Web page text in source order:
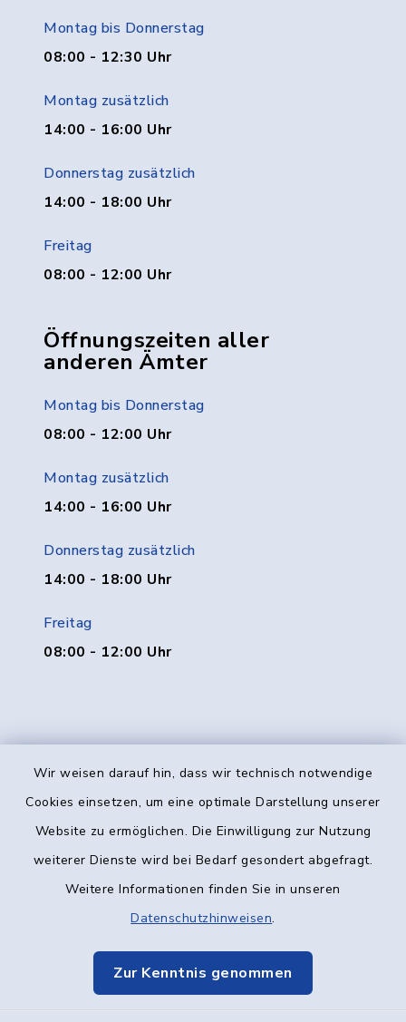
Wir weisen darauf hin, dass wir technisch notwendige
Cookies einsetzen, um eine optimale Darstellung unserer
Website zu ermöglichen. Die Einwilligung zur Nutzung
weiterer Dienste wird bei Bedarf gesondert abgefragt.
Weitere Informationen finden Sie in unseren
Datenschutzhinweisen.
Zur Kenntnis genommen
Montag bis Donnerstag
08:00 - 12:30 Uhr
Montag zusätzlich
14:00 - 16:00 Uhr
Donnerstag zusätzlich
14:00 - 18:00 Uhr
Freitag
08:00 - 12:00 Uhr
Öffnungszeiten aller
anderen Ämter
Montag bis Donnerstag
08:00 - 12:00 Uhr
Montag zusätzlich
14:00 - 16:00 Uhr
Donnerstag zusätzlich
14:00 - 18:00 Uhr
Freitag
08:00 - 12:00 Uhr
Kontakt
Datenschutz
Elektronische Kommunikation